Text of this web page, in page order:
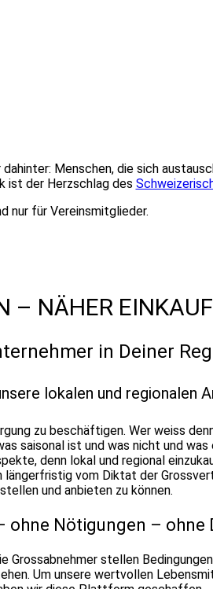
Menschen, die sich
ist der Herzschlag des
nur für Vereinsmitglieder.
– NÄHER
in Deiner
lokalen und regionalen
zu beschäftigen. Wer weiss
ist und was nicht und
denn lokal und regional
vom Diktat der
und anbieten zu können.
ohne Nötigungen – ohne
Grossabnehmer stellen
Um unsere wertvollen